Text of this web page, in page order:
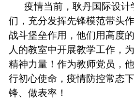
疫情当前，耿丹国际设计
们，充分发挥先锋模范带头
战斗堡垒作用，他们用高度
人的教室中开展教学工作，
精神力量！作为教师党员，
行初心使命，疫情防控常态
锋、做表率！